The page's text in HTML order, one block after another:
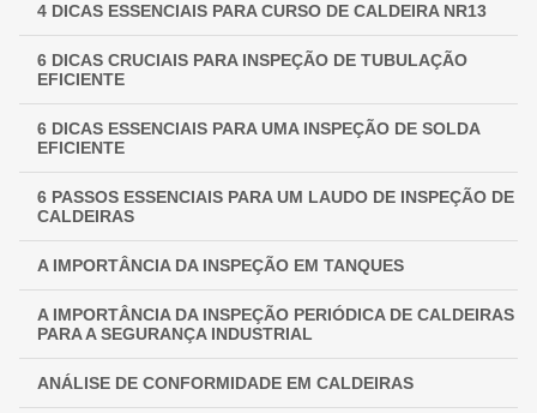
INSPEÇÃO NR 13: GARANTINDO SEGURANÇA E
CONFORMIDADE EM EQUIPAMENTOS INDUSTRIAIS
4 DICAS ESSENCIAIS PARA CURSO DE CALDEIRA NR13
6 DICAS CRUCIAIS PARA INSPEÇÃO DE TUBULAÇÃO
EFICIENTE
6 DICAS ESSENCIAIS PARA UMA INSPEÇÃO DE SOLDA
EFICIENTE
6 PASSOS ESSENCIAIS PARA UM LAUDO DE INSPEÇÃO DE
CALDEIRAS
A IMPORTÂNCIA DA INSPEÇÃO EM TANQUES
A IMPORTÂNCIA DA INSPEÇÃO PERIÓDICA DE CALDEIRAS
PARA A SEGURANÇA INDUSTRIAL
ANÁLISE DE CONFORMIDADE EM CALDEIRAS